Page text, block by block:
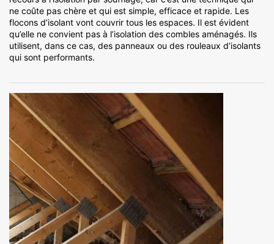
ne coûte pas chère et qui est simple, efficace et rapide. Les
flocons d’isolant vont couvrir tous les espaces. Il est évident
qu’elle ne convient pas à l’isolation des combles aménagés. Ils
utilisent, dans ce cas, des panneaux ou des rouleaux d’isolants
qui sont performants.